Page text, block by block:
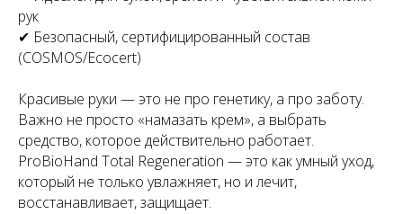
рук
✔ Безопасный, сертифицированный состав
(COSMOS/Ecocert)
Красивые руки — это не про генетику, а про заботу.
Важно не просто «намазать крем», а выбрать
средство, которое действительно работает.
ProBioHand Total Regeneration — это как умный уход,
который не только увлажняет, но и лечит,
восстанавливает, защищает.